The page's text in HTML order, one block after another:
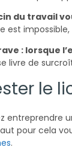
du travail
est
: lorsque
livre de
le
entreprendre
pour cela
.